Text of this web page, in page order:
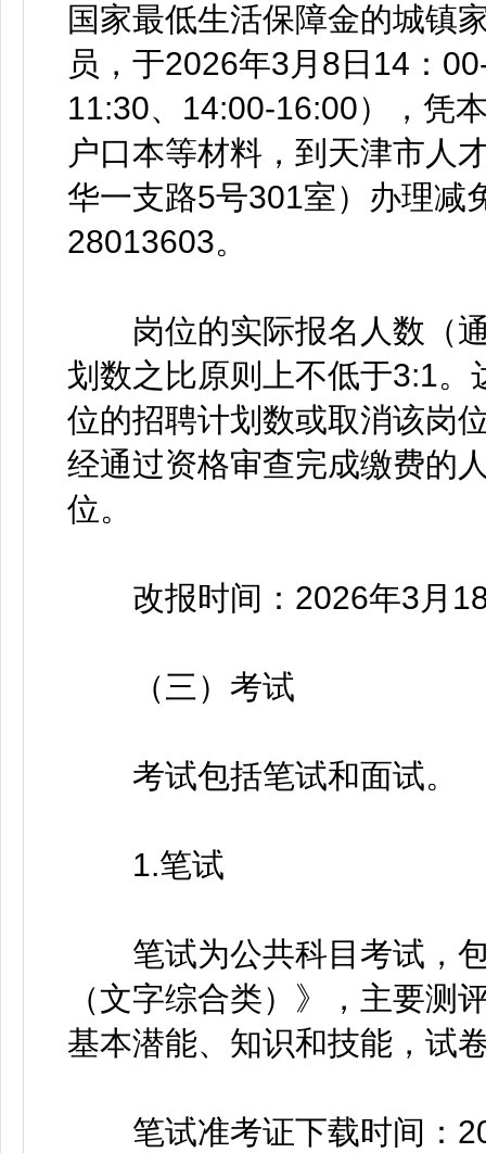
国家最低生活保障金的城镇
员，于2026年3月8日14：
11:30、14:00-16:00），凭
户口本等材料，到天津市人
华一支路5号301室）办理减
28013603。
岗位的实际报名人数（通
划数之比原则上不低于3:1
位的招聘计划数或取消该岗
经通过资格审查完成缴费的
位。
改报时间：2026年3月18
（三）考试
考试包括笔试和面试。
1.笔试
笔试为公共科目考试，包
（文字综合类）》，主要测
基本潜能、知识和技能，试
笔试准考证下载时间：